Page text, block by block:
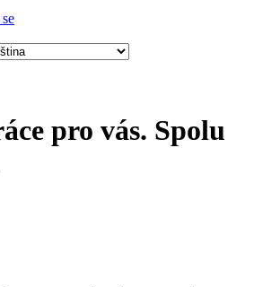
pro vás. Spolu